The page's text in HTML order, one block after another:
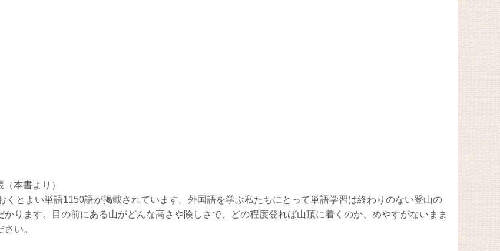
本書より）
とよい単語1150語が掲載されています。外国語を学ぶ私たちにとって単語学習は終わりのない登山の
ります。目の前にある山がどんな高さや険しさで、どの程度登れば山頂に着くのか、めやすがないまま
い。